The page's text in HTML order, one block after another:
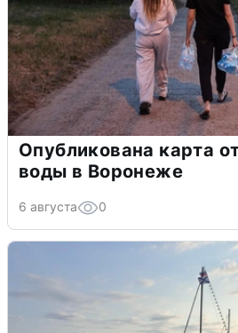
Опубликована карта
воды в Воронеже
6 августа 0